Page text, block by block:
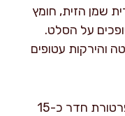
שמן הזית, חומץ
על הסלט.
והירקות עטופים
מומלץ להשרות את הסלט בטמפרטורת חדר כ-15